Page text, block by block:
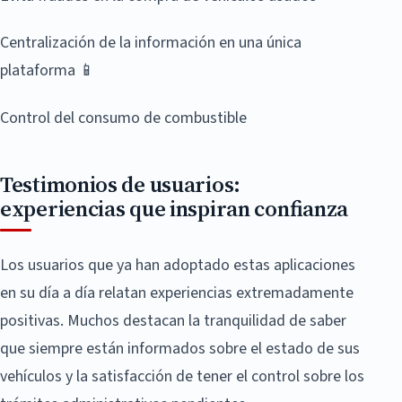
Centralización de la información en una única
plataforma 📱
Control del consumo de combustible
Testimonios de usuarios:
experiencias que inspiran confianza
Los usuarios que ya han adoptado estas aplicaciones
en su día a día relatan experiencias extremadamente
positivas. Muchos destacan la tranquilidad de saber
que siempre están informados sobre el estado de sus
vehículos y la satisfacción de tener el control sobre los